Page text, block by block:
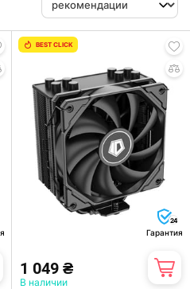
BEST CLICK
24
Гарантия
1 049 ₴
В наличии